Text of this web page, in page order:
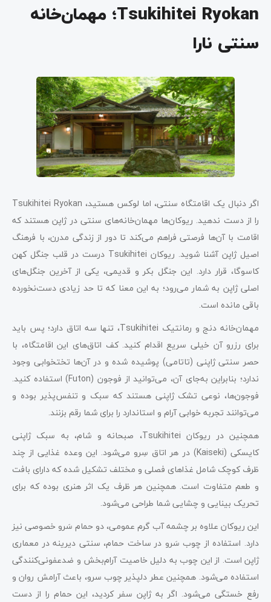
Tsukihitei Ryokan؛ مهمان‌خانه
سنتی نارا
اگر دنبال یک اقامتگاه سنتی، اما لوکس هستید، Tsukihitei Ryokan
را از دست ندهید. ریوکان‌ها مهمان‌خانه‌های سنتی در ژاپن هستند که
اقامت با آن‌ها فرصتی فراهم می‌کند تا دور از زندگی مدرن، با فرهنگ
اصیل ژاپن آشنا شوید. ریوکان Tsukihitei درست در قلب جنگل کهن
کاسوگا، قرار دارد. این جنگل بکر و قدیمی، یکی از آخرین جنگل‌های
اصلی ژاپن به شمار می‌رود؛ به این معنا که تا حد زیادی دست‌نخورده
باقی مانده است.
مهمان‌خانه دنج و رمانتیک Tsukihitei، تنها سه اتاق دارد؛ پس باید
برای رزرو آن خیلی سریع اقدام کنید. کف اتاق‌های این اقامتگاه، با
حصر سنتی ژاپنی (تاتامی) پوشیده شده و در آن‌ها تختخوابی وجود
ندارد؛ بنابراین به‌جای آن، می‌توانید از فوجون (Futon) استفاده کنید.
فوجون‌ها، نوعی تشک‌ ژاپنی هستند که سبک و تنفس‌پذیر بوده و
می‌توانند تجربه خوابی آرام و استاندارد را برای شما رقم بزنند.
همچنین در ریوکان Tsukihitei، صبحانه و شام، به سبک ژاپنی
کایسکی (Kaiseki) در هر اتاق سِرو می‌شود. این وعده غذایی از چند
ظرف کوچک شامل غذا‌های فصلی و مختلف تشکیل شده که دارای بافت
و طعم متفاوت است. همچنین هر ظرف یک اثر هنری بوده که برای
تحریک بینایی و چشایی شما طراحی می‌شود.
این ریوکان علاوه بر چشمه آب گرم عمومی، دو حمام سَرو خصوصی نیز
دارد. استفاده از چوب سَرو در ساخت حمام، سنتی دیرینه در معماری
ژاپن است. از این چوب به دلیل خاصیت آرام‌بخش و ضدعفونی‌کنندگی
استفاده می‌شود. همچنین عطر دلپذیر چوب سرو، باعث آرامش روان و
رفع خستگی می‌شود. اگر به ژاپن سفر کردید، این حمام را از دست